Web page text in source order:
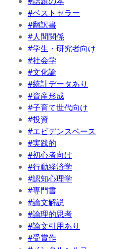
#ベストセラー
#翻訳書
#人間関係
#学生・研究者向け
#社会学
#文化論
#統計データあり
#資産形成
#子育て世代向け
#投資
#エビデンスベース
#実践的
#初心者向け
#行動経済学
#認知心理学
#専門書
#論文解説
#論理的思考
#論文引用あり
#受賞作